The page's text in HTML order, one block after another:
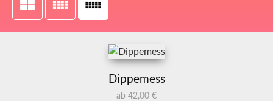
Dippemess
ab 42,00 €